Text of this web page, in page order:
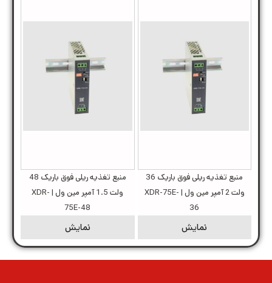
منبع تغذیه ریلی فوق باریک 36
ولت 2 آمپر مین ول | XDR-75E-
36
نمایش
منبع تغذیه ریلی فوق باریک 48
ولت 1.5 آمپر مین ول | XDR-
75E-48
نمایش